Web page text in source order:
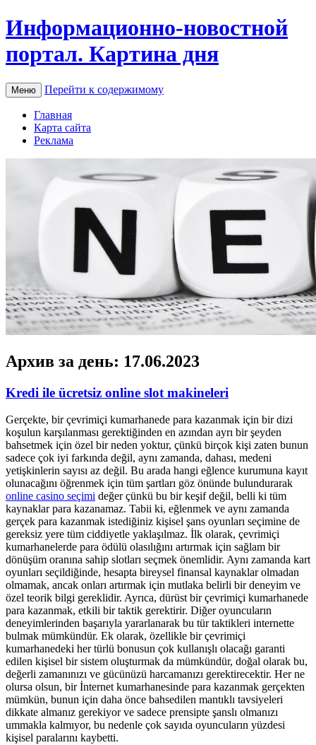
Информационно-новостной
портал. Картина дня
Меню Перейти к содержимому
Главная
Карта сайта
Реклама
Архив за день: 17.06.2023
Kredi ile ücretsiz online slot makineleri
Gerçekte, bir çevrimiçi kumarhanede para kazanmak için bir dizi
koşulun karşılanması gerektiğinden en azından ayrı bir şeyden
bahsetmek için özel bir neden yoktur, çünkü birçok kişi zaten bunun
sadece çok iyi farkında değil, aynı zamanda, dahası, medeni
yetişkinlerin sayısı az değil. Bu arada hangi eğlence kurumuna kayıt
olunacağını öğrenmek için tüm şartları göz önünde bulundurarak
online casino seçimi değer çünkü bu bir keşif değil, belli ki tüm
kaynaklar para kazanamaz. Tabii ki, eğlenmek ve aynı zamanda
gerçek para kazanmak istediğiniz kişisel şans oyunları seçimine de
gereksiz yere tüm ciddiyetle yaklaşılmaz. İlk olarak, çevrimiçi
kumarhanelerde para ödülü olasılığını artırmak için sağlam bir
dönüşüm oranına sahip slotları seçmek önemlidir. Aynı zamanda kart
oyunları seçildiğinde, hesapta bireysel finansal kaynaklar olmadan
olmamak, ancak onları artırmak için mutlaka belirli bir deneyim ve
özel teorik bilgi gereklidir. Ayrıca, dürüst bir çevrimiçi kumarhanede
para kazanmak, etkili bir taktik gerektirir. Diğer oyuncuların
deneyimlerinden başarıyla yararlanarak bu tür taktikleri internette
bulmak mümkündür. Ek olarak, özellikle bir çevrimiçi
kumarhanedeki her türlü bonusun çok kullanışlı olacağı garanti
edilen kişisel bir sistem oluşturmak da mümkündür, doğal olarak bu,
değerli zamanınızı ve gücünüzü harcamanızı gerektirecektir. Her ne
olursa olsun, bir İnternet kumarhanesinde para kazanmak gerçekten
mümkün, bunun için daha önce bahsedilen mantıklı tavsiyeleri
dikkate almanız gerekiyor ve sadece prensipte şanslı olmanızı
ummakla kalmıyor, bu nedenle çok sayıda oyuncuların yüzdesi
kişisel paralarını kaybetti.